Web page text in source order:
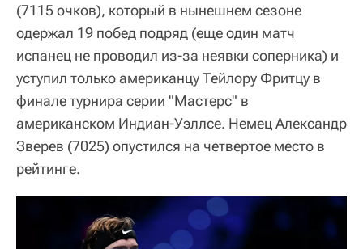
(7115 очков), который в нынешнем сезоне
одержал 19 побед подряд (еще один матч
испанец не проводил из-за неявки соперника) и
уступил только американцу Тейлору Фритцу в
финале турнира серии "Мастерс" в
американском Индиан-Уэллсе. Немец Александр
Зверев (7025) опустился на четвертое место в
рейтинге.